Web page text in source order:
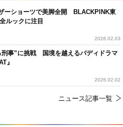
ーショーツで美脚全開 BLACKPINK東
ルックに注目
2026.02.03
刑事”に挑戦 国境を越えるバディドラマ
』
2026.02.02
ニュース記事一覧